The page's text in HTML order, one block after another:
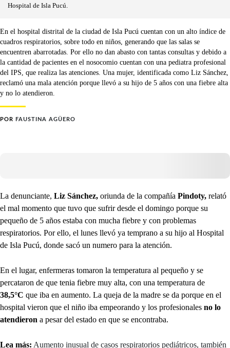
Hospital de Isla Pucú.
En el hospital distrital de la ciudad de Isla Pucú cuentan con un alto índice de
cuadros respiratorios, sobre todo en niños, generando que las salas se
encuentren abarrotadas. Por ello no dan abasto con tantas consultas y debido a
la cantidad de pacientes en el nosocomio cuentan con una pediatra profesional
del IPS, que realiza las atenciones. Una mujer, identificada como Liz Sánchez,
reclamó una mala atención porque llevó a su hijo de 5 años con una fiebre alta
y no lo atendieron.
POR FAUSTINA AGÜERO
La denunciante, Liz Sánchez, oriunda de la compañía Pindoty, relató
el mal momento que tuvo que sufrir desde el domingo porque su
pequeño de 5 años estaba con mucha fiebre y con problemas
respiratorios. Por ello, el lunes llevó ya temprano a su hijo al Hospital
de Isla Pucú, donde sacó un numero para la atención.
En el lugar, enfermeras tomaron la temperatura al pequeño y se
percataron de que tenia fiebre muy alta, con una temperatura de
38,5°C que iba en aumento. La queja de la madre se da porque en el
hospital vieron que el niño iba empeorando y los profesionales no lo
atendieron a pesar del estado en que se encontraba.
Lea más: Aumento inusual de casos respiratorios pediátricos, también